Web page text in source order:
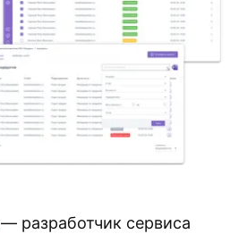
— разработчик сервиса